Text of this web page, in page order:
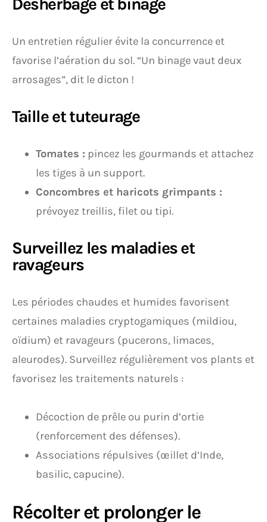
Un entretien régulier évite la concurrence et
favorise l’aération du sol. “Un binage vaut deux
arrosages”, dit le dicton !
Taille et tuteurage
Tomates : pincez les gourmands et attachez
les tiges à un support.
Concombres et haricots grimpants :
prévoyez treillis, filet ou tipi.
Surveillez les maladies et
ravageurs
Les périodes chaudes et humides favorisent
certaines maladies cryptogamiques (mildiou,
oïdium) et ravageurs (pucerons, limaces,
aleurodes). Surveillez régulièrement vos plants et
favorisez les traitements naturels :
Décoction de prêle ou purin d’ortie
(renforcement des défenses).
Associations répulsives (œillet d’Inde,
basilic, capucine).
Récolter et prolonger le